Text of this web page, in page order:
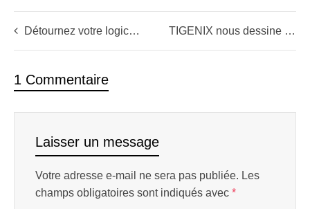
Détournez votre logiciel d’analyse technique en coach personnel ! TIGENIX nous dessine une belle tight base
1 Commentaire
Laisser un message
Votre adresse e-mail ne sera pas publiée. Les
champs obligatoires sont indiqués avec *